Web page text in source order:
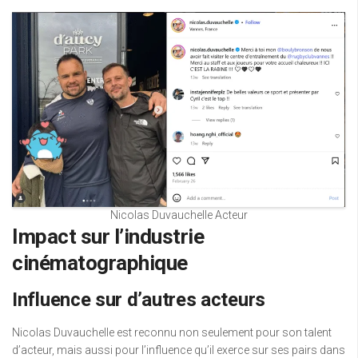
Nicolas Duvauchelle Acteur
Impact sur l’industrie
cinématographique
Influence sur d’autres acteurs
Nicolas Duvauchelle est reconnu non seulement pour son talent
d’acteur, mais aussi pour l’influence qu’il exerce sur ses pairs dans